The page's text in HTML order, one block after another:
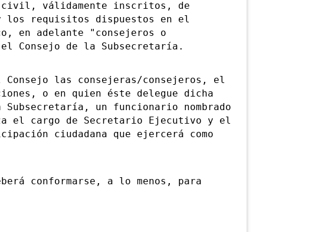
civil, válidamente inscritos, de
los requisitos dispuestos en el
en adelante "consejeros o
Consejo de la Subsecretaría.
las consejeras/consejeros, el
o en quien éste delegue dicha
un funcionario nombrado
el cargo de Secretario Ejecutivo y el
ciudadana que ejercerá como
conformarse, a lo menos, para